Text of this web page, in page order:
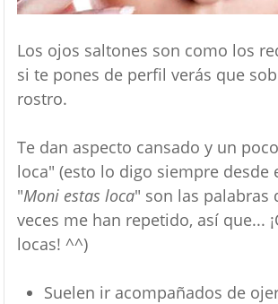
Los ojos saltones son como los
si te pones de perfil verás que
rostro.
Te dan aspecto cansado y un
loca" (esto lo digo siempre desde
"Moni estas loca" son las palabras
veces me han repetido, así que...
locas! ^^)
Suelen ir acompañados de